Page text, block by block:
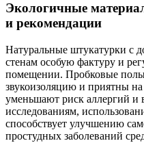
Экологичные
и рекомендации
Натуральные штукатурки с
стенам особую фактуру и
помещении. Пробковые
звукоизоляцию и приятны
уменьшают риск аллергий и
исследованиям,
способствует улучшению
простудных заболеваний